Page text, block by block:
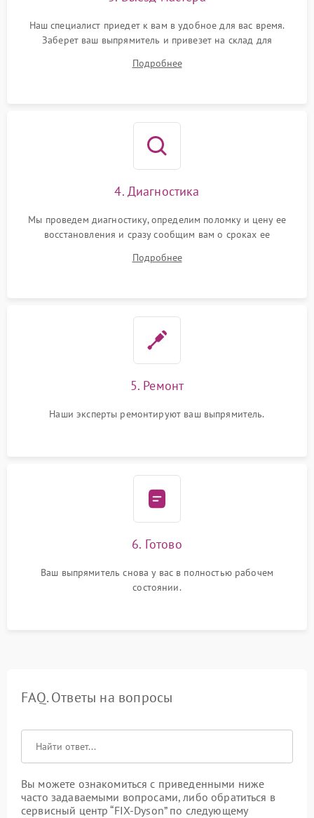
Наш специалист приедет к вам в удобное для вас время.
Заберет ваш выпрямитель и привезет на склад для
Подробнее
4. Диагностика
Мы проведем диагностику, определим поломку и цену ее
восстановления и сразу сообщим вам о сроках ее
Подробнее
5. Ремонт
Наши эксперты ремонтируют ваш выпрямитель.
6. Готово
Ваш выпрямитель снова у вас в полностью рабочем
состоянии.
FAQ. Ответы на вопросы
Вы можете ознакомиться с приведенными ниже
часто задаваемыми вопросами, либо обратиться в
сервисный центр “FIX-Dyson” по следующему